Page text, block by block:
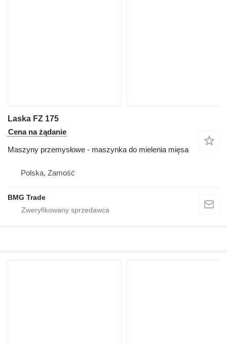
Laska FZ 175
Cena na żądanie
Maszyny przemysłowe - maszynka do mielenia mięsa
Polska, Zamość
BMG Trade